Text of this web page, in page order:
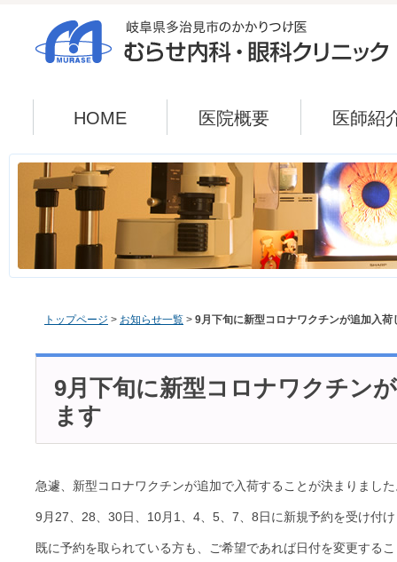
HOME 医院概要 医師紹
トップページ > お知らせ一覧 > 9月下旬に新型コロナワクチンが追加入荷
9月下旬に新型コロナワクチン
ます
急遽、新型コロナワクチンが追加で入荷することが決まりまし
9月27、28、30日、10月1、4、5、7、8日に新規予約を受け付
既に予約を取られている方も、ご希望であれば日付を変更する